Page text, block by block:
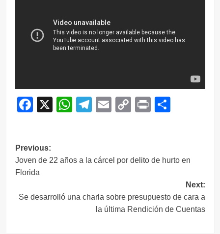
Facebook
X WhatsApp
Telegram
EmailCopy
Print
Navegación
de
Previous:
Joven de 22 años a la cárcel por delito de hurto en
Florida
Next:
Se desarrolló una charla sobre presupuesto de cara a
la última Rendición de Cuentas